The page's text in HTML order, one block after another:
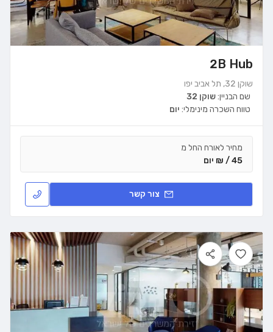
2B Hub
שוקן 32, תל אביב יפו
שם הבניין:שוקן 32
טווח השכרה מינימלי: יום
מחיר לאורח החל מ
45 / ₪ יום
צור קשר